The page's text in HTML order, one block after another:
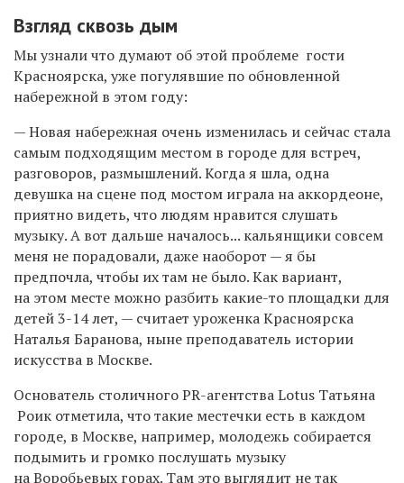
Взгляд сквозь дым
Мы узнали что думают об этой проблеме гости
Красноярска, уже погулявшие по обновленной
набережной в этом году:
— Новая набережная очень изменилась и сейчас стала
самым подходящим местом в городе для встреч,
разговоров, размышлений. Когда я шла, одна
девушка на сцене под мостом играла на аккордеоне,
приятно видеть, что людям нравится слушать
музыку. А вот дальше началось... кальянщики совсем
меня не порадовали, даже наоборот — я бы
предпочла, чтобы их там не было. Как вариант,
на этом месте можно разбить какие-то площадки для
детей 3-14 лет, — считает уроженка Красноярска
Наталья Баранова, ныне преподаватель истории
искусства в Москве.
Основатель столичного PR-агентства Lotus Татьяна
Роик отметила, что такие местечки есть в каждом
городе, в Москве, например, молодежь собирается
подымить и громко послушать музыку
на Воробьевых горах. Там это выглядит не так